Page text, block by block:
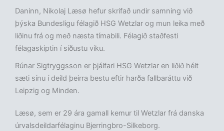
Daninn, Nikolaj Læsø hefur skrifað undir samning við
þýska Bundesligu félagið HSG Wetzlar og mun leika með
liðinu frá og með næsta tímabili. Félagið staðfesti
félagaskiptin í síðustu viku.
Rúnar Sigtryggsson er þjálfari HSG Wetzlar en liðið hélt
sæti sínu í deild þeirra bestu eftir harða fallbaráttu við
Leipzig og Minden.
Læsø, sem er 29 ára gamall kemur til Wetzlar frá danska
úrvalsdeildarfélaginu Bjerringbro-Silkeborg.